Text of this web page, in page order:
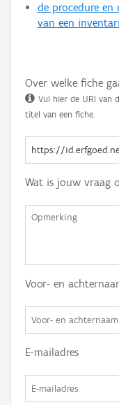
de procedure en
van een
Over welke fiche
Vul hier de URI van
titel van een fiche.
Wat is jouw vraag
Voor- en
E-mailadres